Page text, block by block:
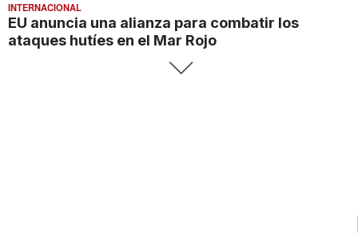
INTERNACIONAL
EU anuncia una alianza para combatir los
ataques hutíes en el Mar Rojo